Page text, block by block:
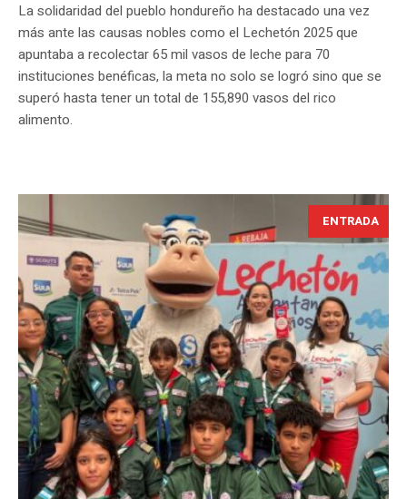
La solidaridad del pueblo hondureño ha destacado una vez
más ante las causas nobles como el Lechetón 2025 que
apuntaba a recolectar 65 mil vasos de leche para 70
instituciones benéficas, la meta no solo se logró sino que se
superó hasta tener un total de 155,890 vasos del rico
alimento.
ENTRADA